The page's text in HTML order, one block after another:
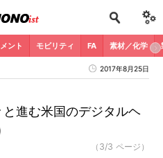
ント モビリティ FA 素材／化学
2017年8月25日
進む米国のデジタルヘ
（3/3 ページ）